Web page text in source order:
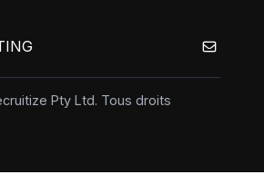
Pty Ltd. Tous droits